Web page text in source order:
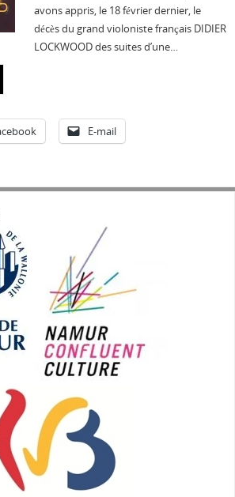
avons appris, le 18 février dernier, le
décès du grand violoniste français DIDIER
LOCKWOOD des suites d’une…
E-mail